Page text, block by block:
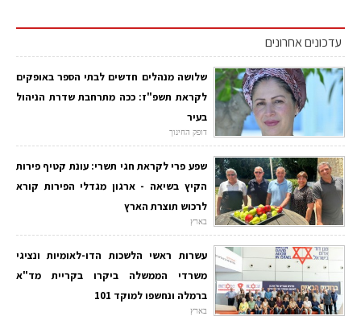
עדכונים אחרונים
שלושה מנהלים חדשים לבתי הספר באופקים
לקראת תשפ"ז: ככה מתרחבת שדרת הניהול
בעיר
דופק החינוך
שפע פרי לקראת חגי תשרי: עונת קטיף פירות
הקיץ בשיאה - ארגון מגדלי הפירות קורא
לרכוש תוצרת הארץ
בארץ
עשרות ראשי הלשכות הדו-לאומיות ונציגי
משרדי הממשלה ביקרו בקריית מד"א
ברמלה ונחשפו למוקד 101
בארץ